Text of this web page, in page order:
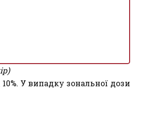
У випадку зональної дози